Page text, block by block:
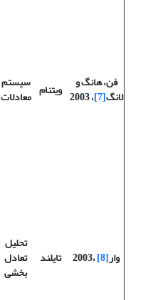
فن، هانگ و
لانگ[7] ، 2003 ویتنام سیستم
معادلات
وار[8] ،2003 تایلند
تحلیل
تعادل
بخشی